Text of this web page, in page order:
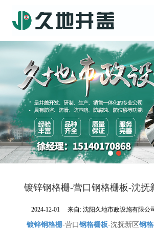
镀锌钢格栅-营口钢格栅板-沈抚
2024-12-01 来自: 沈阳久地市政设施有限公
镀锌钢格栅-营口 钢格栅板-沈抚新区钢